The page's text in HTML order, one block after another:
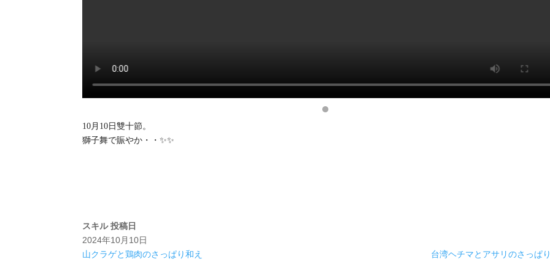
10月10日雙十節。
獅子舞で賑やか・・✨✨
スキル 投稿日
2024年10月10日
山クラゲと鶏肉のさっぱり和え
台湾ヘチマとアサリのさっぱ